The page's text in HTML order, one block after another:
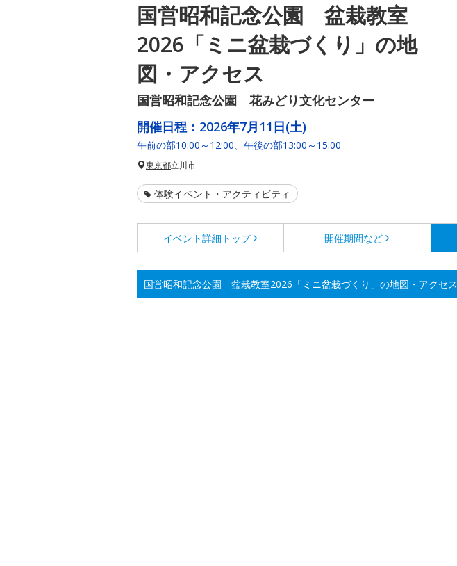
国営昭和記念公園 盆栽教室
2026「ミニ盆栽づくり」の地
図・アクセス
国営昭和記念公園 花みどり文化センター
開催日程： 2026年7月11日(土)
午前の部10:00～12:00、午後の部13:00～15:00
東京都立川市
体験イベント・アクティビティ
イベント詳細 トップ 開催期間など
国営昭和記念公園 盆栽教室2026「ミニ盆栽づくり」の地図・アクセス